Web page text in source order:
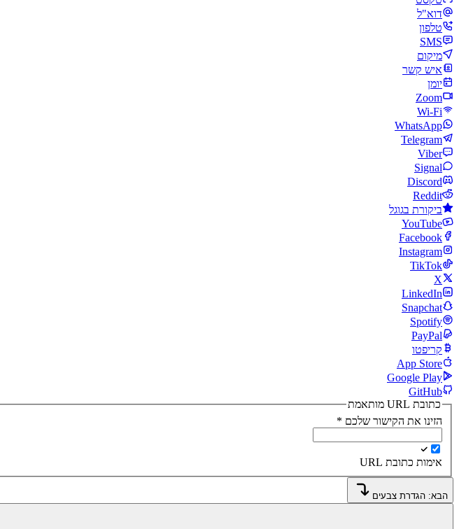
דוא"ל
טלפון
SMS
מיקום
איש קשר
יומן
Zoom
Wi‑Fi
WhatsApp
Telegram
Viber
Signal
Discord
Reddit
ביקורת בגוגל
YouTube
Facebook
Instagram
TikTok
X
LinkedIn
Snapchat
Spotify
PayPal
קריפטו
App Store
Google Play
GitHub
כתובת URL מותאמת
הזינו את הקישור שלכם *
אימות כתובת URL
הבא: הגדרת צבעים